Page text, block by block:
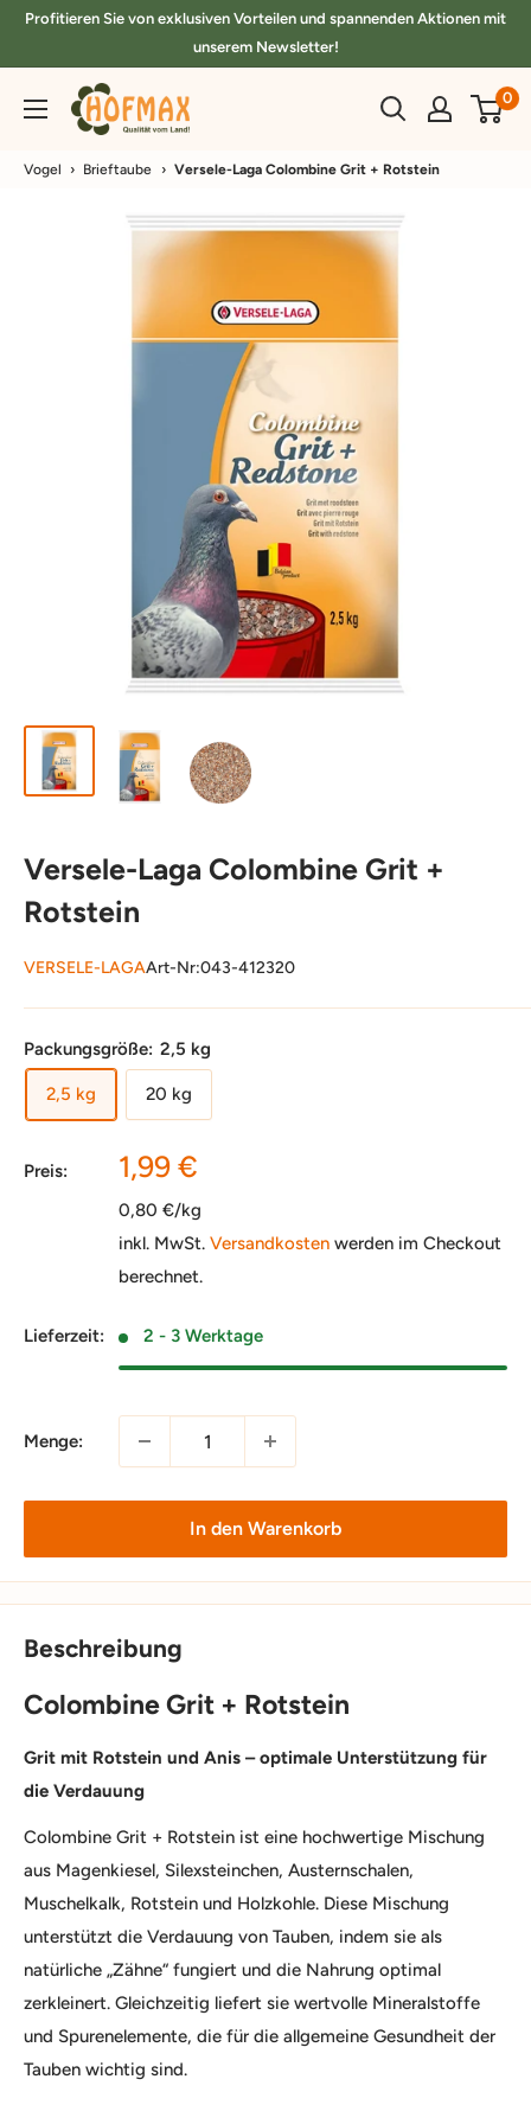
DirektProfitieren Sie von exklusiven Vorteilen und spannenden Aktionen mit
unserem Newsletter!
hofmax.de 0
Vogel › Brieftaube › Versele-Laga Colombine Grit + Rotstein
Versele-Laga Colombine Grit +
Rotstein
VERSELE-LAGAArt-Nr:043-412320
Packungsgröße: 2,5 kg
2,5 kg 20 kg
Preis: Sonderpreis
1,99 €
0,80 €/kg
inkl. MwSt. Versandkosten werden im Checkout
berechnet.
Lieferzeit: 2 - 3 Werktage
Menge:
In den Warenkorb
Beschreibung
Colombine Grit + Rotstein
Grit mit Rotstein und Anis – optimale Unterstützung für
die Verdauung
Colombine Grit + Rotstein ist eine hochwertige Mischung
aus Magenkiesel, Silexsteinchen, Austernschalen,
Muschelkalk, Rotstein und Holzkohle. Diese Mischung
unterstützt die Verdauung von Tauben, indem sie als
natürliche „Zähne“ fungiert und die Nahrung optimal
zerkleinert. Gleichzeitig liefert sie wertvolle Mineralstoffe
und Spurenelemente, die für die allgemeine Gesundheit der
Tauben wichtig sind.